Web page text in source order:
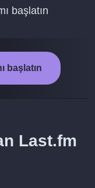
başlatın
başlatın
Last.fm